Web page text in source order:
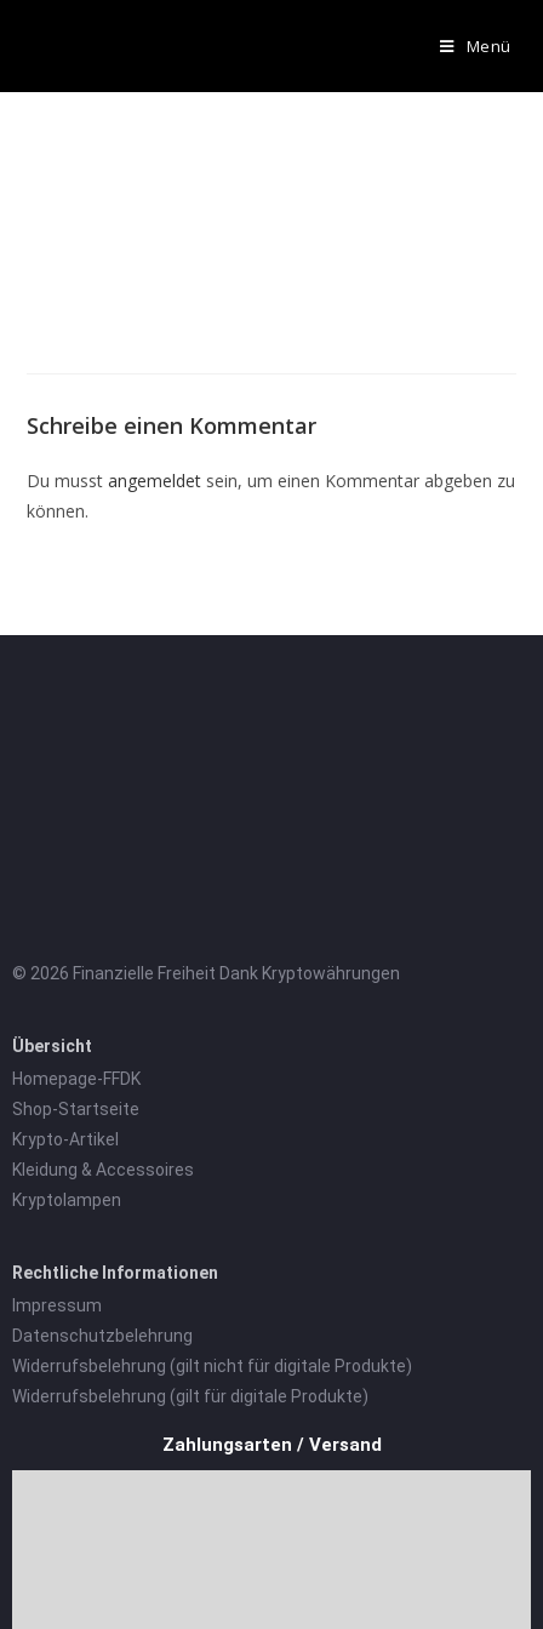
Menü
Schreibe einen Kommentar
Du musstangemeldet sein, um einen Kommentar abgeben zu
können.
© 2026 Finanzielle Freiheit Dank Kryptowährungen
Übersicht
Homepage-FFDK
Shop-Startseite
Krypto-Artikel
Kleidung & Accessoires
Kryptolampen
Rechtliche Informationen
Impressum
Datenschutzbelehrung
Widerrufsbelehrung (gilt nicht für digitale Produkte)
Widerrufsbelehrung (gilt für digitale Produkte)
Zahlungsarten / Versand